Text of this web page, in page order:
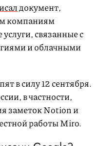
документ,
компаниям
связанные с
и облачными
в силу 12 сентября.
в частности,
заметок Notion и
работы Miro.